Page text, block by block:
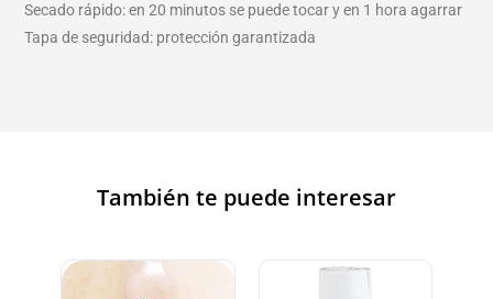
Secado rápido: en 20 minutos se puede tocar y en 1 hora agarrar
Tapa de seguridad: protección garantizada
También te puede interesar